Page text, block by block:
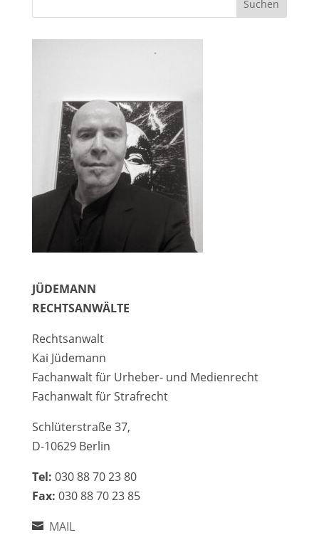
JÜDEMANN
RECHTSANWÄLTE
Rechtsanwalt
Kai Jüdemann
Fachanwalt für Urheber- und Medienrecht
Fachanwalt für Strafrecht
Schlüterstraße 37,
D-10629 Berlin
Tel: 030 88 70 23 80
Fax: 030 88 70 23 85
MAIL